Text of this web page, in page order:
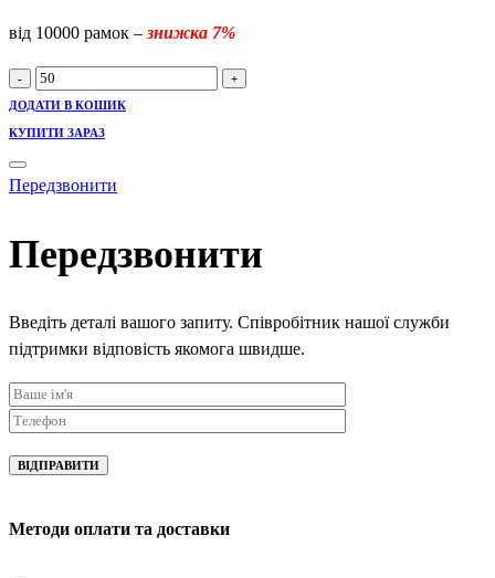
від 10000 рамок – знижка 7%
-
Магазин
145
мм
розділювача
quantity
+
ДОДАТИ В КОШИК
КУПИТИ ЗАРАЗ
Передзвонити
Передзвонити
Введіть деталі вашого запиту. Співробітник нашої служби
підтримки відповість якомога швидше.
Методи оплати та доставки